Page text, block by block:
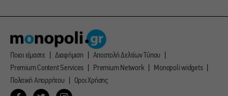
Ποιοι είμαστε Διαφήμιση
Αποστολή Δελτίων Τύπου
Premium Content Services
Premium Network
Monopoli widgets
Πολιτική Απορρήτου
Οροι Χρήσης